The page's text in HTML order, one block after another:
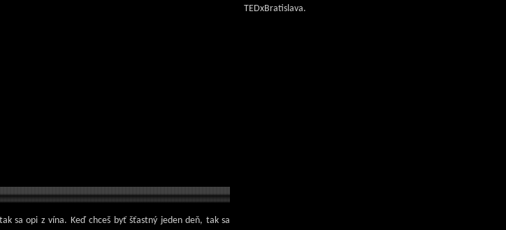
sa opi z vína. Keď chceš byť šťastný jeden deň, tak sa
TEDxBratislava.